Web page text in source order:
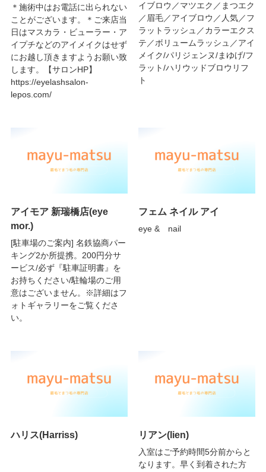
＊施術中はお電話に出られない
ことがございます。＊ご来店当
日はマスカラ・ビューラー・ア
イプチなどのアイメイクはせず
にお越し頂きますようお願い致
します。【サロンHP】
https://eyelashsalon-
lepos.com/
イブロウ／マツエク／まつエク
／眉毛／アイブロウ／人気／フ
ラットラッシュ／カラーエクス
テ／ボリュームラッシュ／アイ
メイク/パリジェンヌ/まゆげ/フ
ラット/ハリウッドブロウリフ
ト
アイモア 新瑞橋店(eye
mor.)
[駐車場のご案内] 名鉄協商パー
キング2か所提携。200円分サ
ービス/必ず『駐車証明書』を
お持ちください/駐輪場のご用
意はございません。※詳細はフ
ォトギャラリーをご覧くださ
い。
フェム ネイル アイ
eye & nail
ハリス(Harriss) リアン(lien)
入室はご予約時間5分前からと
なります。早く到着された方